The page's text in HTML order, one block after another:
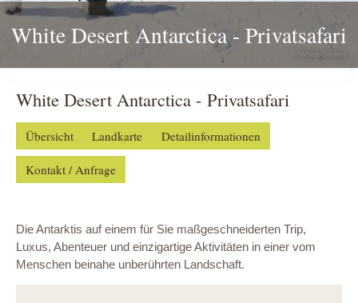
White Desert Antarctica - Privatsafari
© White Desert
White Desert Antarctica - Privatsafari
Übersicht Landkarte Detailinformationen
Kontakt / Anfrage
Die Antarktis auf einem für Sie maßgeschneiderten Trip,
Luxus, Abenteuer und einzigartige Aktivitäten in einer vom
Menschen beinahe unberührten Landschaft.